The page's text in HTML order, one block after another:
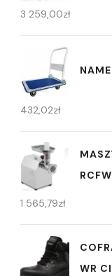
3 259,00zł
432,02zł
1 565,79zł
WR